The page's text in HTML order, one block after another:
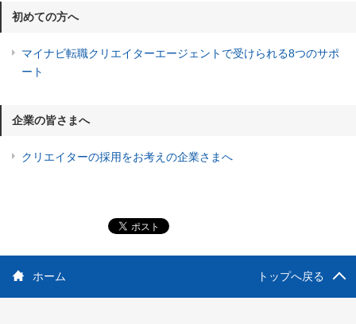
初めての方へ
マイナビ転職クリエイターエージェントで受けられる8つのサポ
ート
企業の皆さまへ
クリエイターの採用をお考えの企業さまへ
ホーム トップへ戻る